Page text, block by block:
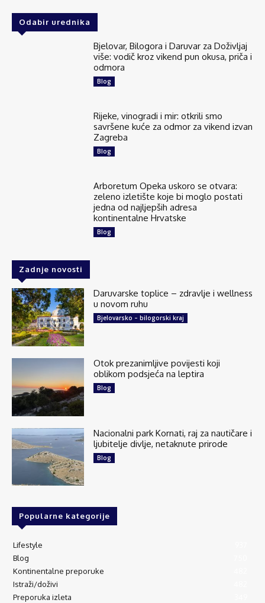
Odabir urednika
Bjelovar, Bilogora i Daruvar za Doživljaj
više: vodič kroz vikend pun okusa, priča i
odmora
Blog
Rijeke, vinogradi i mir: otkrili smo
savršene kuće za odmor za vikend izvan
Zagreba
Blog
Arboretum Opeka uskoro se otvara:
zeleno izletište koje bi moglo postati
jedna od najljepših adresa
kontinentalne Hrvatske
Blog
Zadnje novosti
Daruvarske toplice – zdravlje i wellness
u novom ruhu
Bjelovarsko – bilogorski kraj
Otok prezanimljive povijesti koji
oblikom podsjeća na leptira
Blog
Nacionalni park Kornati, raj za nautičare i
ljubitelje divlje, netaknute prirode
Blog
Popularne kategorije
Lifestyle
Blog
Kontinentalne preporuke
Istraži/doživi
Preporuka izleta